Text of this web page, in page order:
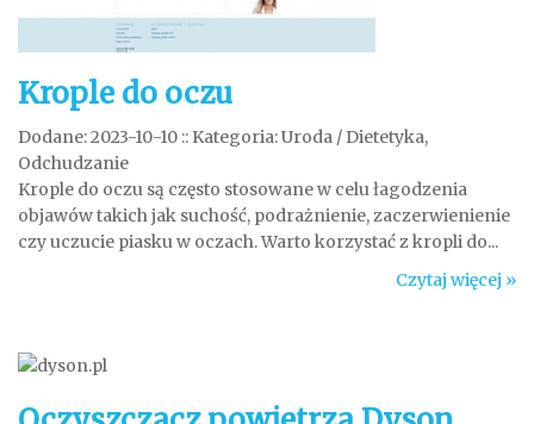
Krople do oczu
Dodane: 2023-10-10 :: Kategoria: Uroda / Dietetyka,
Odchudzanie
Krople do oczu są często stosowane w celu łagodzenia
objawów takich jak suchość, podrażnienie, zaczerwienienie
czy uczucie piasku w oczach. Warto korzystać z kropli do...
Czytaj więcej »